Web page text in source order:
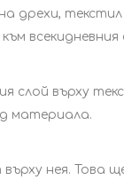
дрехи,
слой върху
материала.
върху нея.